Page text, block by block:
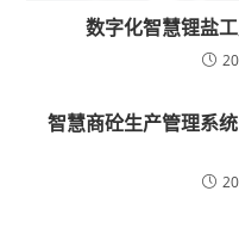
数字化智慧锂盐
智慧商砼生产管理系